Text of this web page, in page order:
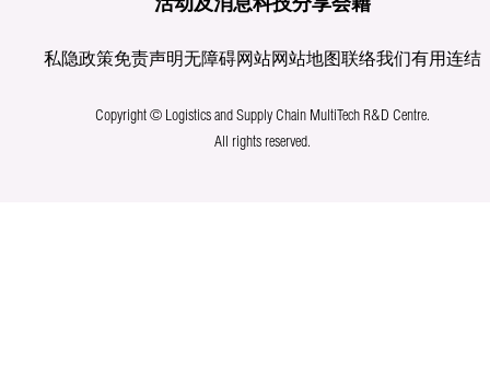
活动及消息科技分享会籍
私隐政策免责声明无障碍网站网站地图联络我们有用连结
Copyright © Logistics and Supply Chain MultiTech R&D Centre.
All rights reserved.